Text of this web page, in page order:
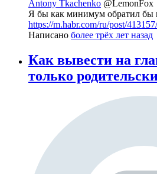
Antony Tkachenko @LemonFox
Я бы как минимум обратил бы
https://m.habr.com/ru/post/413157/
Написано более трёх лет назад
Как вывести на
только